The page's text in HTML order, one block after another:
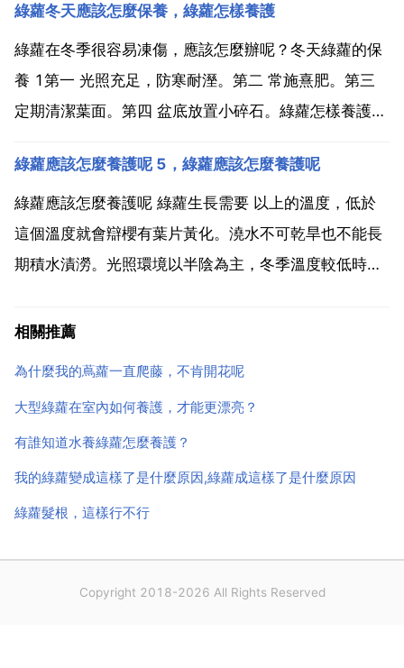
張，給炎炎一夏送來滿眼綠意清涼。五角紅星花朵也開
始一朵接一朵的盛開，像一顆顆閃閃的紅星，點綴在綠
色的羽絨毯上...
綠蘿冬天應該怎麼保養，綠蘿怎樣養護
綠蘿在冬季很容易凍傷，應該怎麼辦呢？冬天綠蘿的保
養 1第一 光照充足，防寒耐溼。第二 常施熹肥。第三
定期清潔葉面。第四 盆底放置小碎石。綠蘿怎樣養護
光為宜。室溫10 以上，可以安全過冬，室溫20 以上，
可正常生長。喜溫暖 溼潤的環境。秋冬季節的澆水...
綠蘿應該怎麼養護呢 5，綠蘿應該怎麼養護呢
綠蘿應該怎麼養護呢 綠蘿生長需要 以上的溫度，低於
這個溫度就會辯櫻有葉片黃化。澆水不可乾旱也不能長
期積水漬澇。光照環境以半陰為主，冬季溫度較低時可
於光線陰晦處，也會黃葉，需要及時調整位置。施肥要
相關推薦
為什麼我的蔦蘿一直爬藤，不肯開花呢
大型綠蘿在室內如何養護，才能更漂亮？
有誰知道水養綠蘿怎麼養護？
我的綠蘿變成這樣了是什麼原因,綠蘿成這樣了是什麼原因
綠蘿髮根，這樣行不行
Copyright 2018-2026 All Rights Reserved